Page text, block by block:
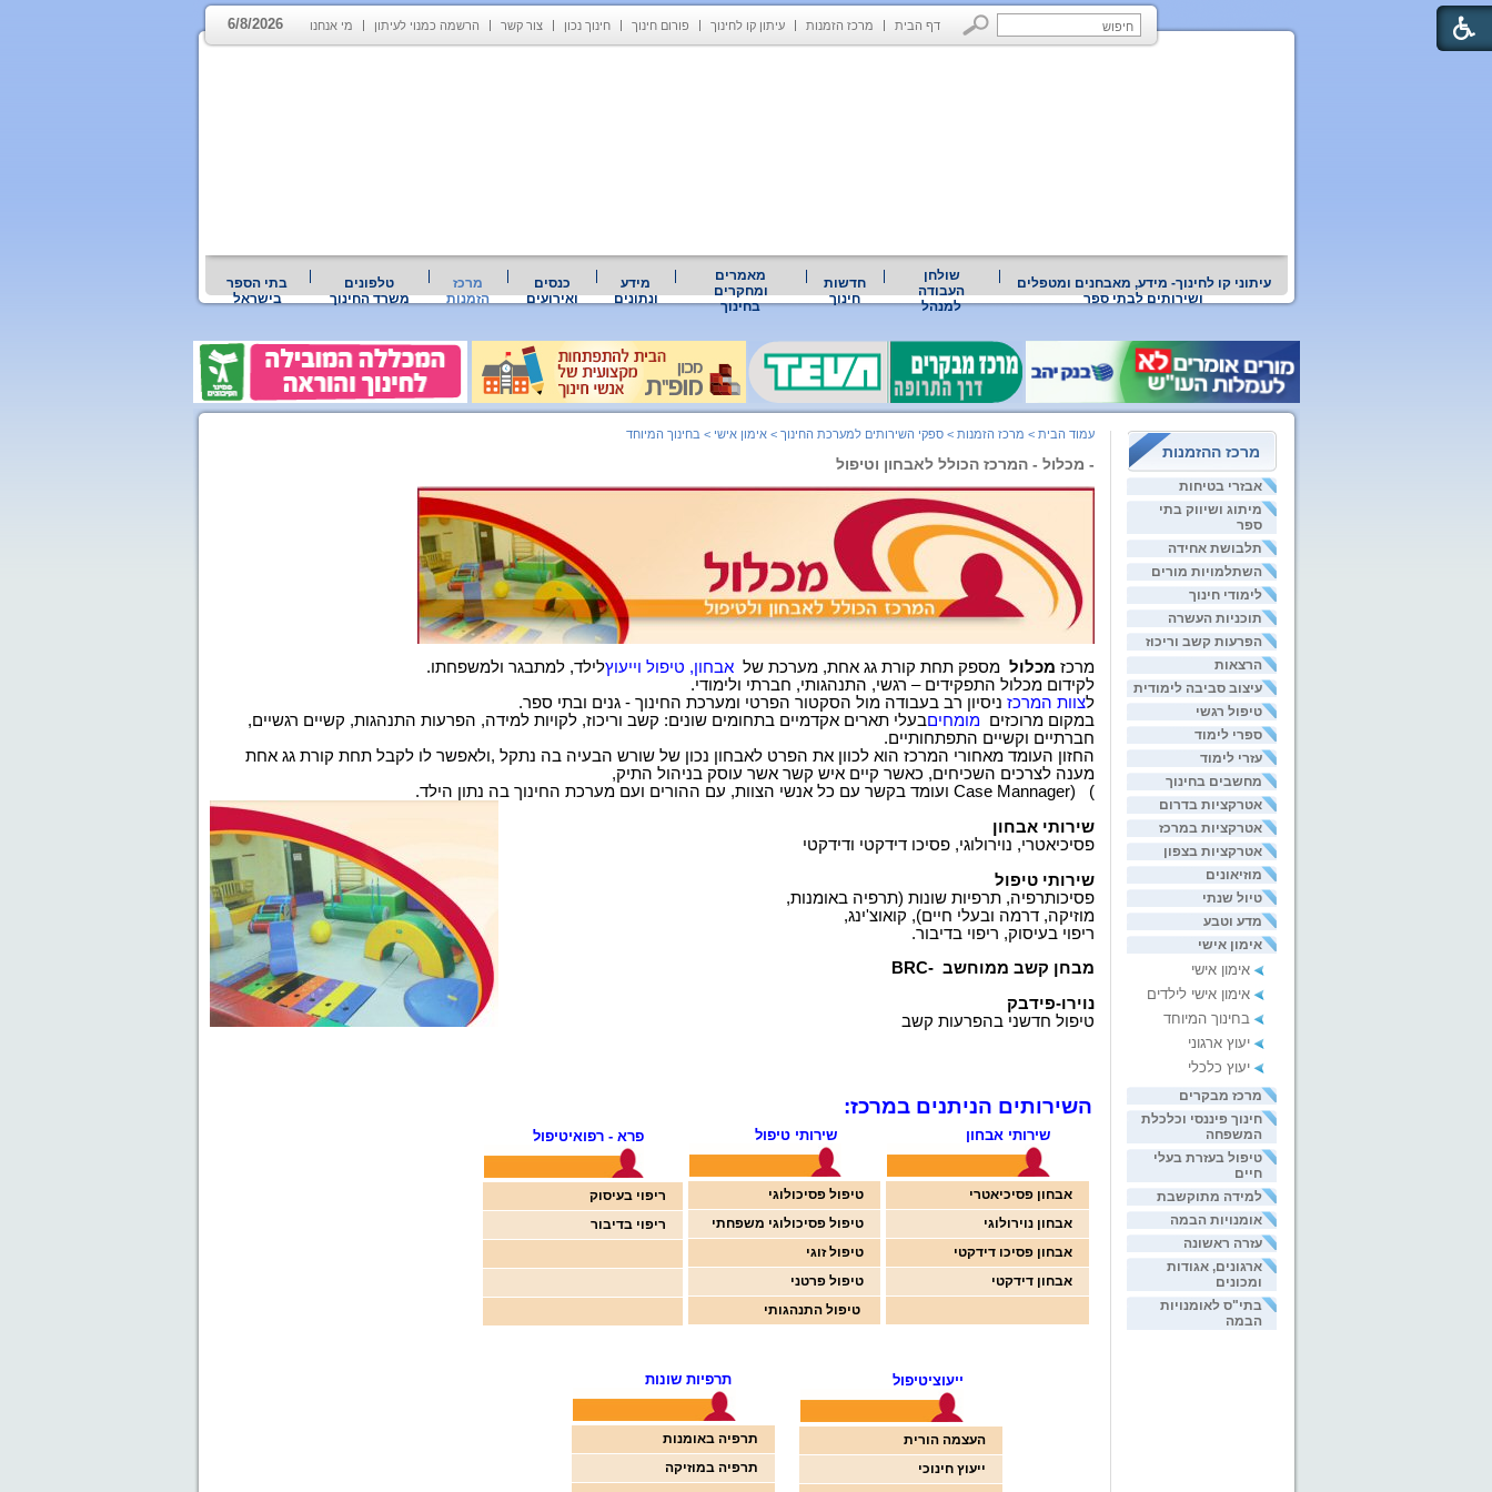
דף הבית מרכז הזמנות עיתון קו לחינוך פורום חינוך חינוך נכון צור קשר הרשמה כמנוי לעיתון מי אנחנו 6/8/2026
עיתוני קו לחינוך- מידע, מאבחנים ומטפלים
ושירותים לבתי ספר
שולחן
העבודה
למנהל
חדשות
חינוך
מאמרים
ומחקרים
בחינוך
מידע
ונתונים
כנסים
ואירועים
מרכז
הזמנות
טלפונים
משרד החינוך
בתי הספר
בישראל
מרכז ההזמנות
אבזרי בטיחות
מיתוג ושיווק בתי
ספר
תלבושת אחידה
השתלמויות מורים
לימודי חינוך
תוכניות העשרה
הפרעות קשב וריכוז
הרצאות
עיצוב סביבה לימודית
טיפול רגשי
ספרי לימוד
עזרי לימוד
מחשבים בחינוך
אטרקציות בדרום
אטרקציות במרכז
אטרקציות בצפון
מוזיאונים
טיול שנתי
מדע וטבע
אימון אישי
אימון אישי
אימון אישי לילדים
בחינוך המיוחד
יעוץ ארגוני
יעוץ כלכלי
מרכז מבקרים
חינוך פיננסי וכלכלת
המשפחה
טיפול בעזרת בעלי
חיים
למידה מתוקשבת
אומנויות הבמה
עזרה ראשונה
ארגונים, אגודות
ומכונים
בתי"ס לאומנויות
הבמה
עמוד הבית > מרכז הזמנות > ספקי השירותים למערכת החינוך > אימון אישי > בחינוך המיוחד
- מכלול - המרכז הכולל לאבחון וטיפול
מרכז מכלול מספקתחת קורת גג אחת, מערכת של אבחון, טיפול וייעוץלילד, למתבגר ולמשפחתו.
לקידום מכלול התפקידים – רגשי, התנהגותי, חברתי ולימודי.
לצוות המרכז ניסיון רב בעבודה מול הסקטור הפרטי ומערכת החינוך - גנים ובתי ספר.
במקום מרוכזים מומחיםבעלי תארים אקדמיים בתחומים שונים: קשב וריכוז, לקויות למידה, הפרעות התנהגות, קשיים רגשיים,
חברתיים וקשיים התפתחותיים.
החזון העומד מאחורי המרכז הוא לכוון את הפרט לאבחון נכון של שורש הבעיה בה נתקל ,ולאפשר לו לקבל תחת קורת גג אחת
מענה לצרכים השכיחים, כאשר קיים איש קשר אשר עוסק בניהול התיק,
(
Case Mannager) ועומד בקשר עם כל אנשי הצוות, עם ההורים ועם מערכת החינוך בה נתון הילד.
שירותי אבחון
פסיכיאטרי, נוירולוגי, פסיכו דידקטי ודידקטי
שירותי טיפול
פסיכותרפיה, תרפיות שונות (תרפיה באומנות,
מוזיקה, דרמה ובעלי חיים), קואוצ'ינג,
ריפוי בעיסוק, ריפוי בדיבור.
מבחן קשב ממוחשב BRC-
נוירו-פידבק
טיפול חדשני בהפרעות קשב
השירותים הניתנים במרכז:
שירותי אבחון
אבחון פסיכיאטרי
אבחון נוירולוגי
אבחון פסיכו דידקטי
אבחון דידקטי
שירותי טיפול
טיפול פסיכולוגי
טיפול פסיכולוגי משפחתי
טיפול זוגי
טיפול פרטני
טיפול התנהגותי
טיפולפרא - רפואי
ריפוי בעיסוק
ריפוי בדיבור
טיפולייעוצי
העצמה הורית
ייעוץ חינוכי
תרפיות שונות
תרפיה באומנות
תרפיה במוזיקה